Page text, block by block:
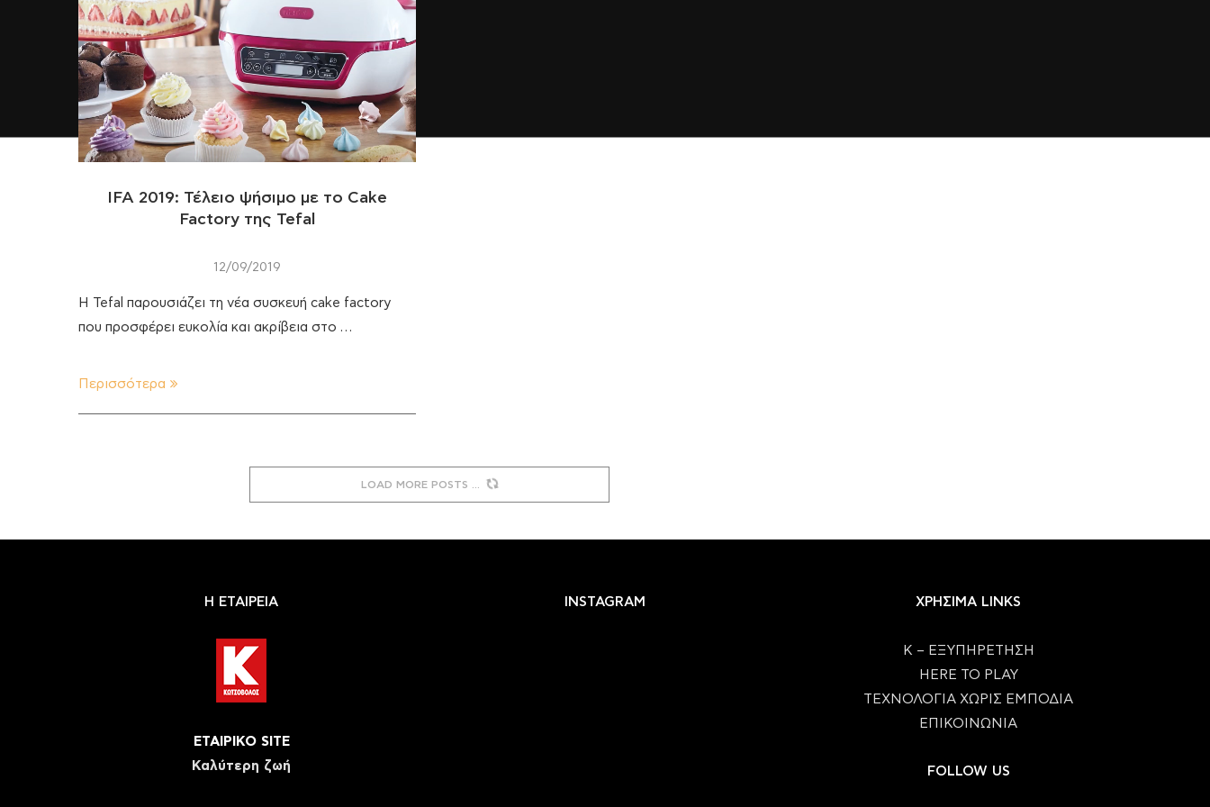
IFA 2019: Τέλειο ψήσιμο με το Cake
Factory της Tefal
12/09/2019
H Tefal παρουσιάζει τη νέα συσκευή cake factory
που προσφέρει ευκολία και ακρίβεια στο …
Περισσότερα
LOAD MORE POSTS
Η ΕΤΑΙΡΕΙΑ
ΕΤΑΙΡΙΚΟ SITE
Καλύτερη ζωή
INSTAGRAM ΧΡΗΣΙΜΑ LINKS
Κ – ΕΞΥΠΗΡΕΤΗΣΗ
HERE TO PLAY
ΤΕΧΝΟΛΟΓΙΑ ΧΩΡΙΣ ΕΜΠΟΔΙΑ
ΕΠΙΚΟΙΝΩΝΙΑ
FOLLOW US